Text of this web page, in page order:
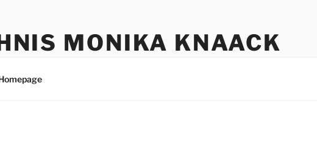
MONIKA KNAACK